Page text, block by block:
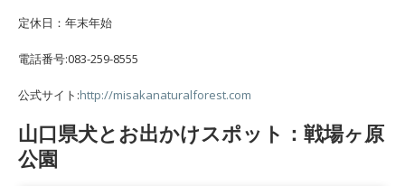
定休日：年末年始
電話番号:083-259-8555
公式サイト:http://misakanaturalforest.com
山口県犬とお出かけスポット：戦場ヶ原
公園